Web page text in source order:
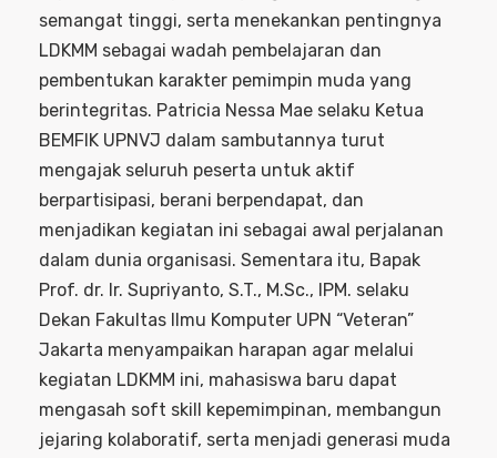
semangat tinggi, serta menekankan pentingnya
LDKMM sebagai wadah pembelajaran dan
pembentukan karakter pemimpin muda yang
berintegritas. Patricia Nessa Mae selaku Ketua
BEMFIK UPNVJ dalam sambutannya turut
mengajak seluruh peserta untuk aktif
berpartisipasi, berani berpendapat, dan
menjadikan kegiatan ini sebagai awal perjalanan
dalam dunia organisasi. Sementara itu, Bapak
Prof. dr. Ir. Supriyanto, S.T., M.Sc., IPM. selaku
Dekan Fakultas Ilmu Komputer UPN “Veteran”
Jakarta menyampaikan harapan agar melalui
kegiatan LDKMM ini, mahasiswa baru dapat
mengasah soft skill kepemimpinan, membangun
jejaring kolaboratif, serta menjadi generasi muda